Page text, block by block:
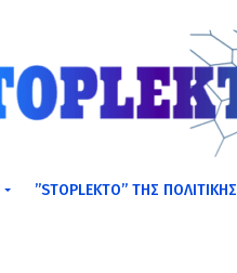
”STOPLEKTO” ΤΗΣ ΠΟΛΙΤΙΚΗΣ